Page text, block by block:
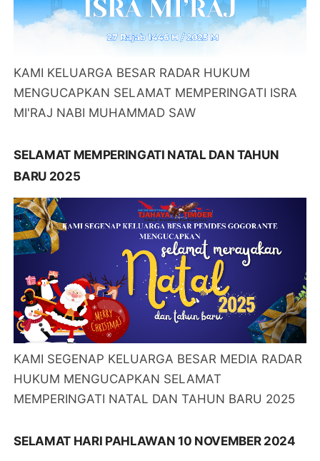
KAMI KELUARGA BESAR RADAR HUKUM
MENGUCAPKAN SELAMAT MEMPERINGATI ISRA
MI'RAJ NABI MUHAMMAD SAW
SELAMAT MEMPERINGATI NATAL DAN TAHUN
BARU 2025
KAMI SEGENAP KELUARGA BESAR MEDIA RADAR
HUKUM MENGUCAPKAN SELAMAT
MEMPERINGATI NATAL DAN TAHUN BARU 2025
SELAMAT HARI PAHLAWAN 10 NOVEMBER 2024